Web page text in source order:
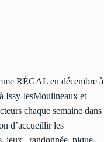
RÉGAL en décembre à
Issy-lesMoulineaux et
chaque semaine dans
d’accueillir les
jeux , randonnée, pique-